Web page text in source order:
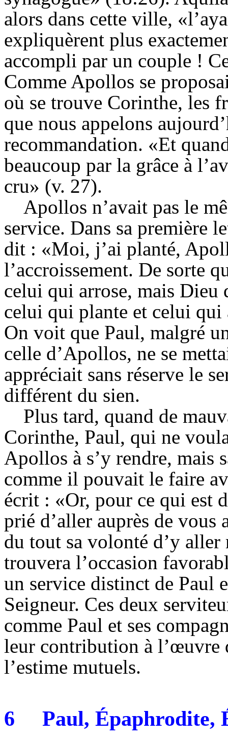
alors dans cette ville,
expliquèrent plus
accompli par un couple !
Comme Apollos se
où se trouve Corinthe, les
que nous appelons
recommandation. «Et
beaucoup par la grâce à
cru» (v. 27).
Apollos n’avait pas le
service. Dans sa première
dit : «Moi, j’ai planté,
l’accroissement. De sorte
celui qui arrose, mais Dieu
celui qui plante et celui
On voit que Paul, malgré
celle d’Apollos, ne se
appréciait sans réserve le
différent du sien.
Plus tard, quand de
Corinthe, Paul, qui ne
Apollos à s’y rendre,
comme il pouvait le faire
écrit : «Or, pour ce qui est
prié d’aller auprès de vous
du tout sa volonté d’y
trouvera l’occasion
un service distinct de Paul
Seigneur. Ces deux
comme Paul et ses
leur contribution à l’œuvre
l’estime mutuels.
6 Paul, Épaphrodite,